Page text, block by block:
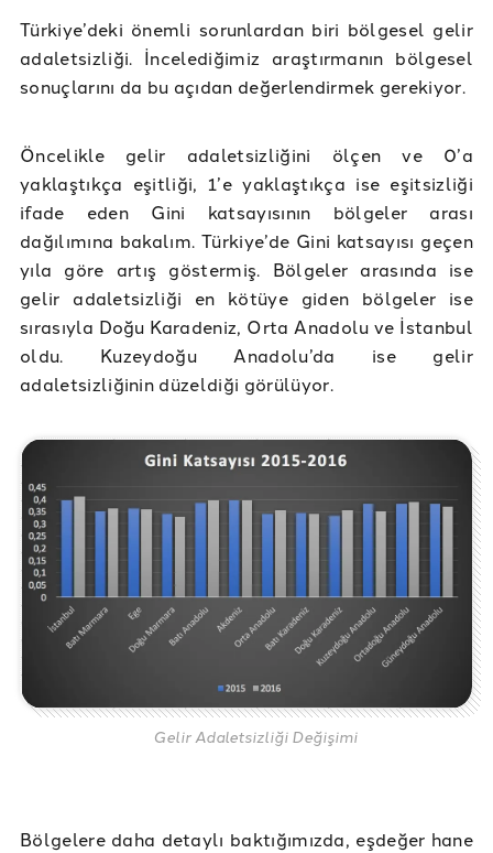
Türkiye’deki önemli sorunlardan biri bölgesel gelir
adaletsizliği. İncelediğimiz araştırmanın bölgesel
sonuçlarını da bu açıdan değerlendirmek gerekiyor.
Öncelikle gelir adaletsizliğini ölçen ve 0’a
yaklaştıkça eşitliği, 1’e yaklaştıkça ise eşitsizliği
ifade eden Gini katsayısının bölgeler arası
dağılımına bakalım. Türkiye’de Gini katsayısı geçen
yıla göre artış göstermiş. Bölgeler arasında ise
gelir adaletsizliği en kötüye giden bölgeler ise
sırasıyla Doğu Karadeniz, Orta Anadolu ve İstanbul
oldu. Kuzeydoğu Anadolu’da ise gelir
adaletsizliğinin düzeldiği görülüyor.
Gelir Adaletsizliği Değişimi
Bölgelere daha detaylı baktığımızda, eşdeğer hane